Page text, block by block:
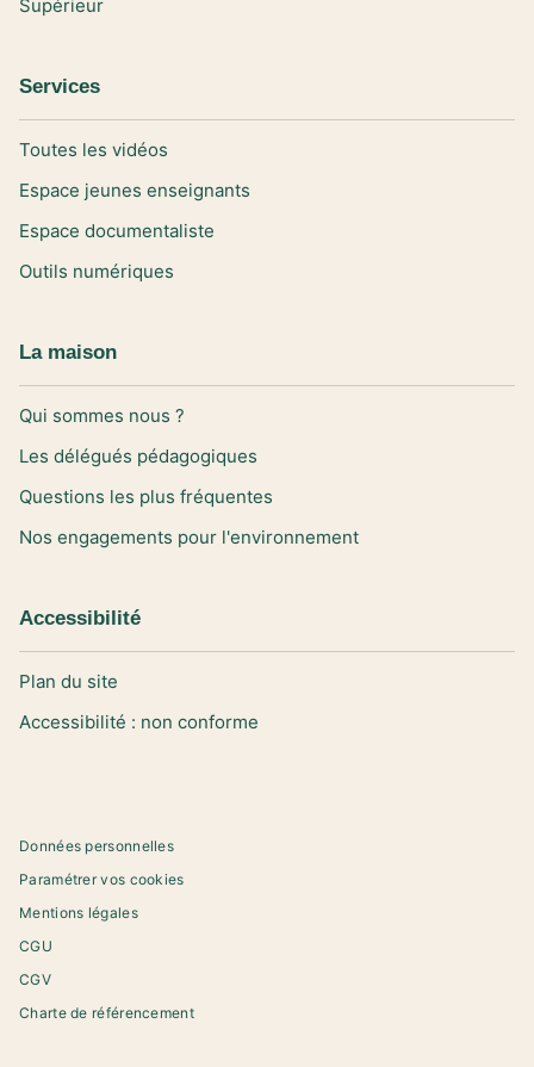
Supérieur
Services
Toutes les vidéos
Espace jeunes enseignants
Espace documentaliste
Outils numériques
La maison
Qui sommes nous ?
Les délégués pédagogiques
Questions les plus fréquentes
Nos engagements pour l'environnement
Accessibilité
Plan du site
Accessibilité : non conforme
Données personnelles
Paramétrer vos cookies
Mentions légales
CGU
CGV
Charte de référencement